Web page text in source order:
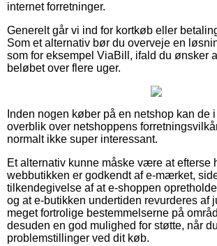
internet forretninger.
Generelt går vi ind for kortkøb eller
Som et alternativ bør du overveje en
som for eksempel ViaBill, ifald du ønsker
beløbet over flere uger.
Inden nogen køber på en netshop kan de
overblik over netshoppens
normalt ikke super interessant.
Et alternativ kunne måske være at efterse
webbutikken er godkendt af e-mærket,
tilkendegivelse af at e-shoppen
og at e-butikken undertiden revurderes af
meget fortrolige bestemmelserne på
desuden en god mulighed for støtte, når
problemstillinger ved dit køb.